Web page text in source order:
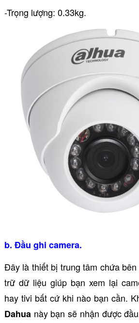
-Trọng lượng: 0.33kg.
b. Đầu ghi camera.
Đây là thiết bị trung tâm chứa
trữ dữ liệu giúp bạn xem lại
hay tivi bất cứ khi nào bạn cần.
Dahua này bạn sẽ nhận được